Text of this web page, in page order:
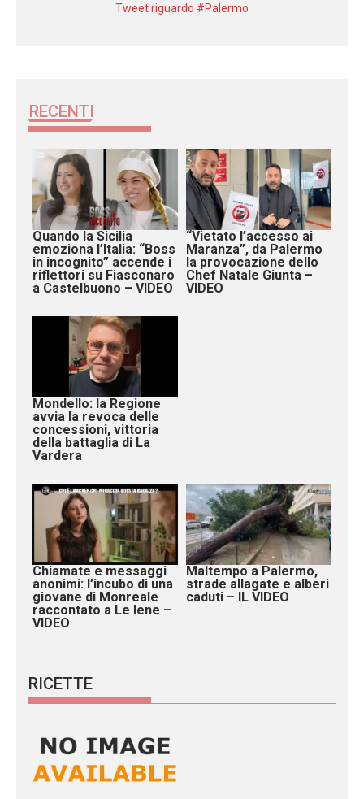
Tweet riguardo #Palermo
RECENTI
Quando la Sicilia
emoziona l’Italia: “Boss
in incognito” accende i
riflettori su Fiasconaro
a Castelbuono – VIDEO
“Vietato l’accesso ai
Maranza”, da Palermo
la provocazione dello
Chef Natale Giunta –
VIDEO
Mondello: la Regione
avvia la revoca delle
concessioni, vittoria
della battaglia di La
Vardera
Chiamate e messaggi
anonimi: l’incubo di una
giovane di Monreale
raccontato a Le Iene –
VIDEO
Maltempo a Palermo,
strade allagate e alberi
caduti – IL VIDEO
RICETTE